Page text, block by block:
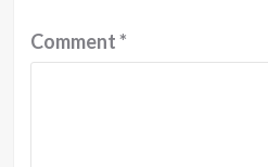
Comment*